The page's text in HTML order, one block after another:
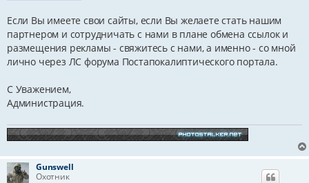
Если Вы имеете свои сайты, если Вы желаете стать нашим
партнером и сотрудничать с нами в плане обмена ссылок и
размещения рекламы - свяжитесь с нами, а именно - со мной
лично через ЛС форума Постапокалиптического портала.
С Уважением,
Администрация.
Gunswell
Охотник